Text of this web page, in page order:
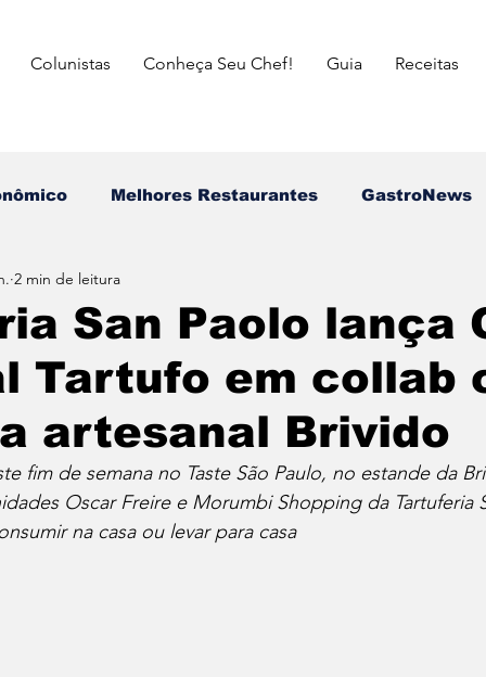
Colunistas Conheça Seu Chef! Guia Receitas
Melhores Restaurantes ⁠GastroNews
⁠Insiders
Italiana Mexicana Japonesa
Cafés Vinhos Dia do Bacon
San Paolo lança
Tartufo em collab
artesanal Brivido
2 min de leitura
fim de semana no Taste São Paulo, no estande da
Oscar Freire e Morumbi Shopping da Tartuferia
na casa ou levar para casa